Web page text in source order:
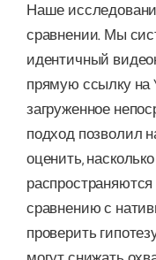
Наше
сравнении. Мы
идентичный
прямую ссылку на
загруженное
подход позволил
оценить,
сравнению с
проверить